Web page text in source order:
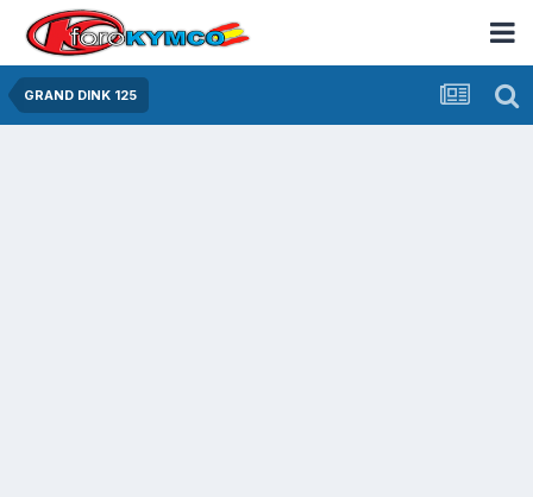
GRAND DINK 125